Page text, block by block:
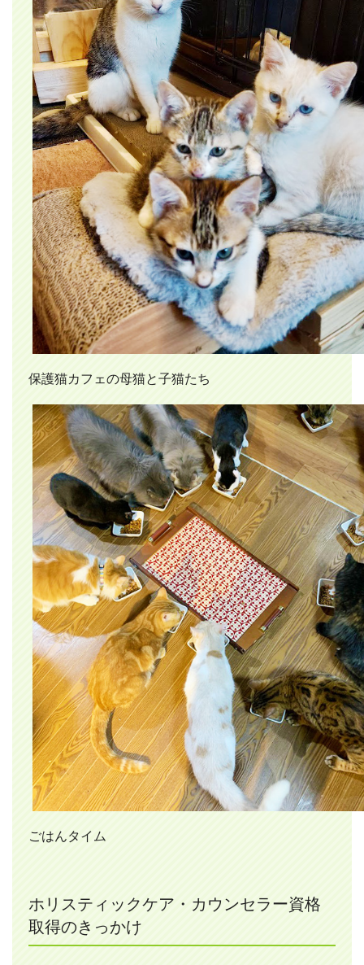
保護猫カフェの母猫と子猫たち
ごはんタイム
ホリスティックケア・カウンセラー資格
取得のきっかけ